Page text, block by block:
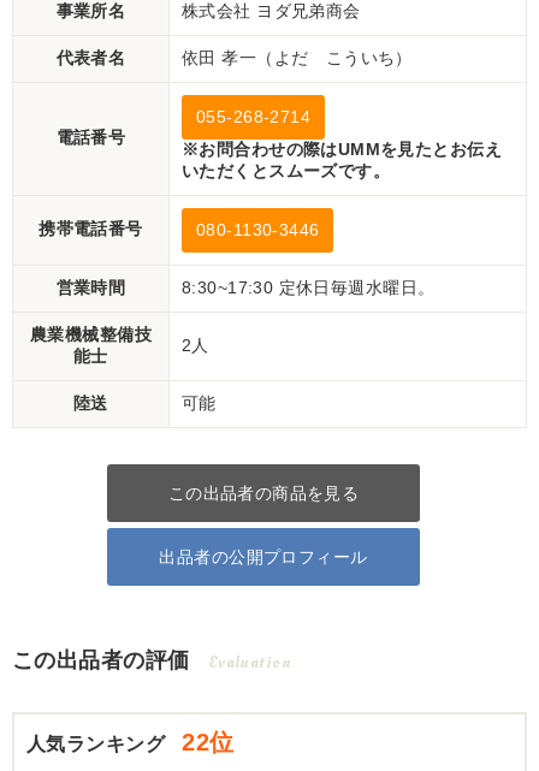
事業所名 株式会社 ヨダ兄弟商会
代表者名 依田 孝一（よだ こういち）
電話番号
055-268-2714
※お問合わせの際はUMMを見たとお伝え
いただくとスムーズです。
携帯電話番号 080-1130-3446
営業時間 8:30~17:30 定休日毎週水曜日。
農業機械整備技
能士
2人
陸送 可能
この出品者の商品を見る
出品者の公開プロフィール
この出品者の評価 Evaluation
人気ランキング 22位